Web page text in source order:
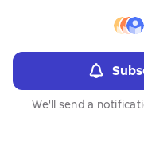
We'll send a